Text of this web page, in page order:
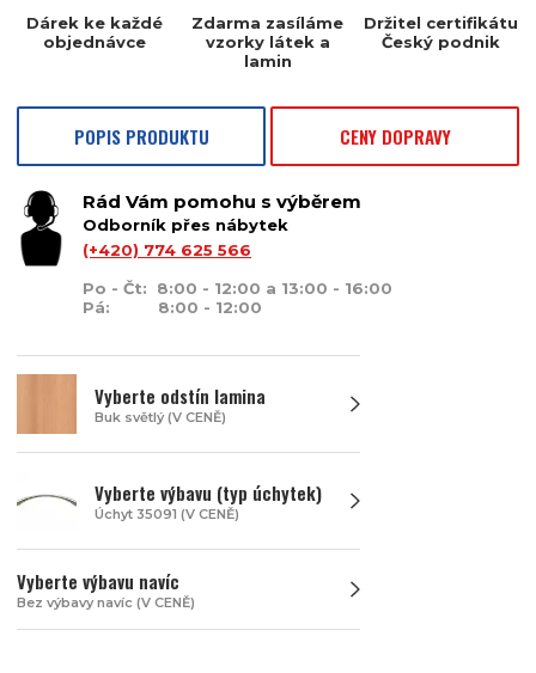
Dárek ke každé
objednávce
Zdarma zasíláme
vzorky látek a
lamin
Držitel certifikátu
Český podnik
POPIS PRODUKTU CENY DOPRAVY
Rád Vám pomohu s výběrem
Odborník přes nábytek
(+420) 774 625 566
Po - Čt: 8:00 - 12:00 a 13:00 - 16:00
Pá: 8:00 - 12:00
Vyberte odstín lamina
Buk světlý (V CENĚ)
Vyberte výbavu (typ úchytek)
Úchyt 35091 (V CENĚ)
Vyberte výbavu navíc
Bez výbavy navíc (V CENĚ)